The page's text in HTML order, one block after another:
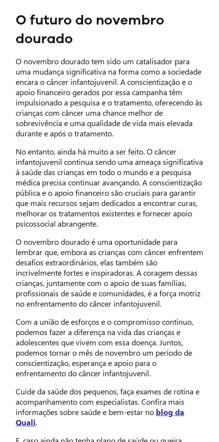
O futuro do novembro
dourado
O novembro dourado tem sido um catalisador para
uma mudança significativa na forma como a sociedade
encara o câncer infantojuvenil. A conscientização e o
apoio financeiro gerados por essa campanha têm
impulsionado a pesquisa e o tratamento, oferecendo às
crianças com câncer uma chance melhor de
sobrevivência e uma qualidade de vida mais elevada
durante e após o tratamento.
No entanto, ainda há muito a ser feito. O câncer
infantojuvenil continua sendo uma ameaça significativa
à saúde das crianças em todo o mundo e a pesquisa
médica precisa continuar avançando. A conscientização
pública e o apoio financeiro são cruciais para garantir
que mais recursos sejam dedicados a encontrar curas,
melhorar os tratamentos existentes e fornecer apoio
psicossocial abrangente.
O novembro dourado é uma oportunidade para
lembrar que, embora as crianças com câncer enfrentem
desafios extraordinários, elas também são
incrivelmente fortes e inspiradoras. A coragem dessas
crianças, juntamente com o apoio de suas famílias,
profissionais de saúde e comunidades, é a força motriz
no enfrentamento do câncer infantojuvenil.
Com a união de esforços e o compromisso contínuo,
podemos fazer a diferença na vida das crianças e
adolescentes que vivem com essa doença. Juntos,
podemos tornar o mês de novembro um período de
conscientização, esperança e apoio para o
enfrentamento do câncer infantojuvenil.
Cuide da saúde dos pequenos, faça exames de rotina e
acompanhamento com especialistas. Confira mais
informações sobre saúde e bem-estar no blog da
Quali.